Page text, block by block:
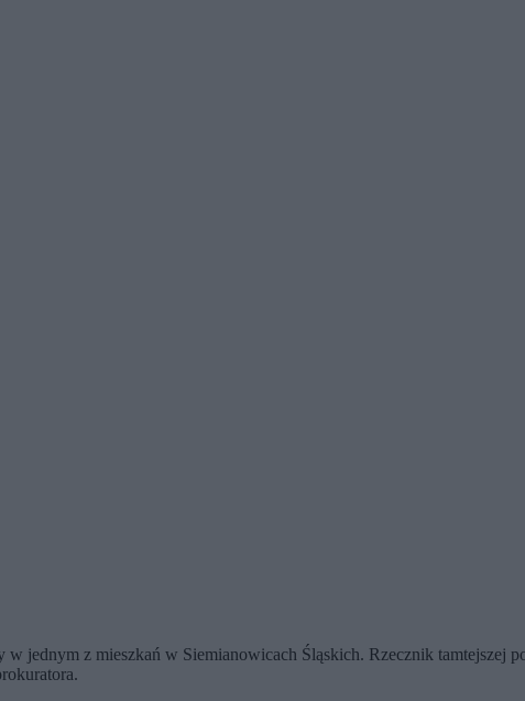
w jednym z mieszkań w Siemianowicach Śląskich. Rzecznik tamtejszej